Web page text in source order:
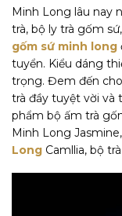
Minh Long lâu nay
trà, bộ ly trà gốm
gốm sứ minh long
tuyển. Kiểu dáng
trọng. Đem đến
trà đầy tuyệt vời và
phẩm bộ ấm trà
Minh Long
Long Camllia, bộ